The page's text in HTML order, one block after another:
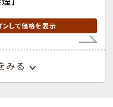
ンして価格を表示
みる